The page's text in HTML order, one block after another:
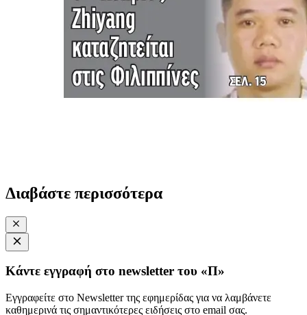
Διαβάστε περισσότερα
Κάντε εγγραφή στο newsletter του «Π»
Εγγραφείτε στο Newsletter της εφημερίδας για να λαμβάνετε
καθημερινά τις σημαντικότερες ειδήσεις στο email σας.